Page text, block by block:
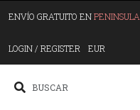
ENVÍO GRATUITO ENPENINSULA
LOGIN / REGISTER EUR